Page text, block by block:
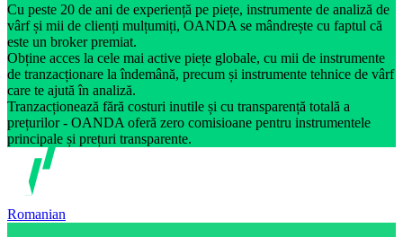
Cu peste 20 de ani de experiență pe piețe, instrumente de analiză de
vârf și mii de clienți mulțumiți, OANDA se mândrește cu faptul că
este un broker premiat.
Obține acces la cele mai active piețe globale, cu mii de instrumente
de tranzacționare la îndemână, precum și instrumente tehnice de vârf
care te ajută în analiză.
Tranzacționează fără costuri inutile și cu transparență totală a
prețurilor - OANDA oferă zero comisioane pentru instrumentele
principale și prețuri transparente.
Romanian